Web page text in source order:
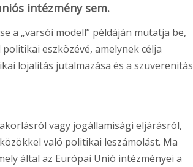
intézmény sem.
a „varsói modell” példáján mutatja be,
eszközévé, amelynek célja
lojalitás jutalmazása és a szuverenitás
vagy jogállamisági eljárásról,
való politikai leszámolást. Ma
által az Európai Unió intézményei a